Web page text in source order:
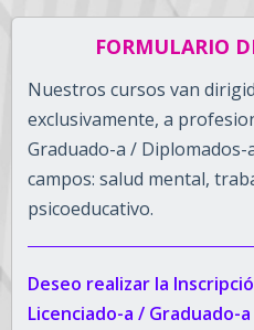
FORMULARIO
Nuestros cursos van
exclusivamente, a
Graduado-a /
campos: salud mental,
psicoeducativo.
Deseo realizar la
Licenciado-a / Graduado-